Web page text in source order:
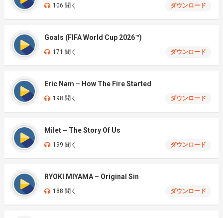
106 聞く ダウンロード
Goals (FIFA World Cup 2026™)
171 聞く ダウンロード
Eric Nam – How The Fire Started
198 聞く ダウンロード
Milet – The Story Of Us
199 聞く ダウンロード
RYOKI MIYAMA – Original Sin
188 聞く ダウンロード